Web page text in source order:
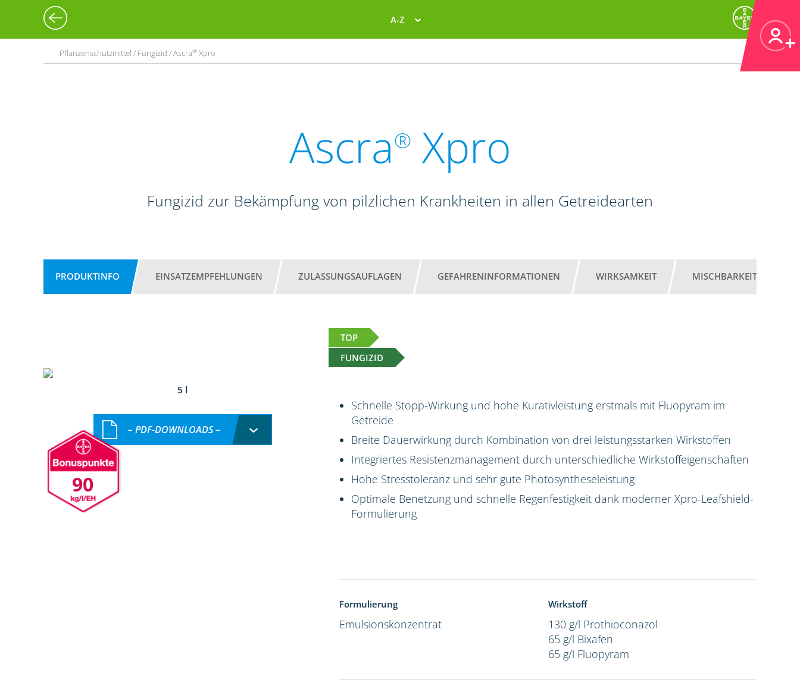
A-Z
Pflanzenschutzmittel / Fungizid / Ascra® Xpro
Ascra® Xpro
Fungizid zur Bekämpfung von pilzlichen Krankheiten in allen Getreidearten
PRODUKTINFO EINSATZEMPFEHLUNGEN ZULASSUNGSAUFLAGEN GEFAHRENINFORMATIONEN WIRKSAMKEIT MISCHBARKEIT
TOP
FUNGIZID
5 l
90
– PDF-DOWNLOADS –
Schnelle Stopp-Wirkung und hohe Kurativleistung erstmals mit Fluopyram im
Getreide
Breite Dauerwirkung durch Kombination von drei leistungsstarken Wirkstoffen
Integriertes Resistenzmanagement durch unterschiedliche Wirkstoffeigenschaften
Hohe Stresstoleranz und sehr gute Photosyntheseleistung
Optimale Benetzung und schnelle Regenfestigkeit dank moderner Xpro-Leafshield-
Formulierung
Formulierung
Emulsionskonzentrat
Wirkstoff
130 g/l Prothioconazol
65 g/l Bixafen
65 g/l Fluopyram